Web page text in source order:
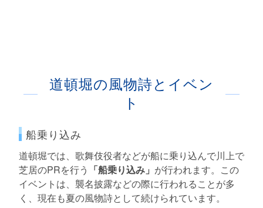
道頓堀の風物詩とイベン
ト
船乗り込み
道頓堀では、歌舞伎役者などが船に乗り込んで川上で
芝居のPRを行う 「船乗り込み」 が行われます。この
イベントは、襲名披露などの際に行われることが多
く、現在も夏の風物詩として続けられています。